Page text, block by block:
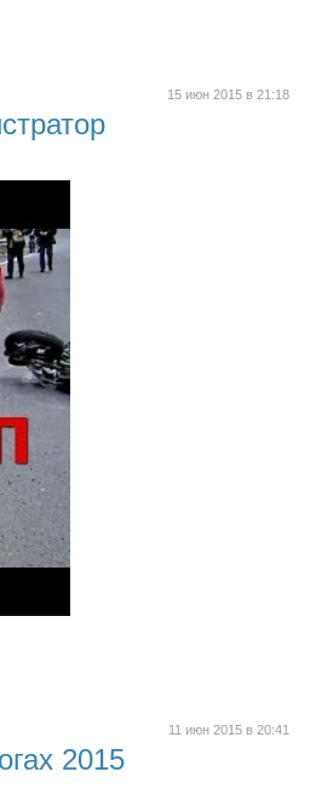
15 июн 2015 в 21:18
11 июн 2015 в 20:41
2015